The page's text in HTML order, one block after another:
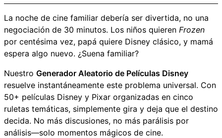
La noche de cine familiar debería ser divertida, no una
negociación de 30 minutos. Los niños quieren Frozen
por centésima vez, papá quiere Disney clásico, y mamá
espera algo nuevo. ¿Suena familiar?
Nuestro Generador Aleatorio de Películas Disney
resuelve instantáneamente este problema universal. Con
50+ películas Disney y Pixar organizadas en cinco
ruletas temáticas, simplemente gira y deja que el destino
decida. No más discusiones, no más parálisis por
análisis—solo momentos mágicos de cine.